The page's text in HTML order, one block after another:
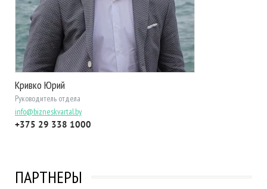
Кривко Юрий
Руководитель отдела
info@bizneskvartal.by
+375 29 338 1000
ПАРТНЕРЫ